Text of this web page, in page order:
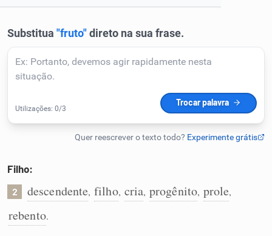
Corrigir Texto
Humanizador de IA
Cata-letras
Conexões
Filho:
2 descendente, filho, cria, progênito, prole,
rebento.